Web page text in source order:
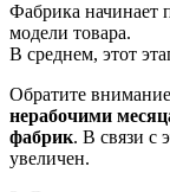
Фабрика начинает
модели товара.
В среднем, этот
Обратите
нерабочими
фабрик. В связи с
увеличен.